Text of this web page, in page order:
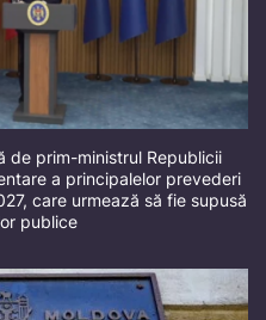
de prim-ministrul Republicii
a principalelor prevederi
care urmează să fie supusă
publice